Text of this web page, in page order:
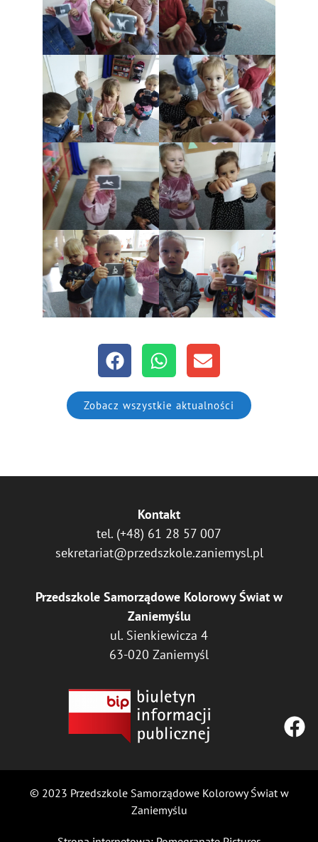
Zobacz wszystkie aktualności
Kontakt
tel. (+48) 61 28 57 007
sekretariat@przedszkole.zaniemysl.pl
Przedszkole Samorządowe Kolorowy Świat w
Zaniemyślu
ul. Sienkiewicza 4
63-020 Zaniemyśl
© 2023 Przedszkole Samorządowe Kolorowy Świat w
Zaniemyślu